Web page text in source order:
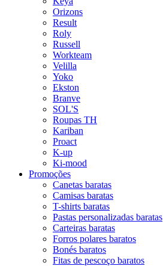
Orizons
Result
Roly
Russell
Workteam
Velilla
Yoko
Ekston
Branve
SOL'S
Roupas TH
Kariban
Proact
K-up
Ki-mood
Promoções
Canetas baratas
Camisas baratas
T-shirts baratas
Pastas personalizadas baratas
Carteiras baratas
Forros polares baratos
Bonés baratos
Fitas de pescoço baratos